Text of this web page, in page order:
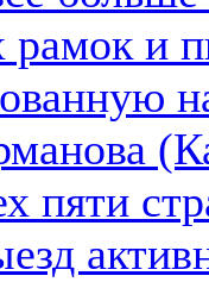
рамок и
пяти